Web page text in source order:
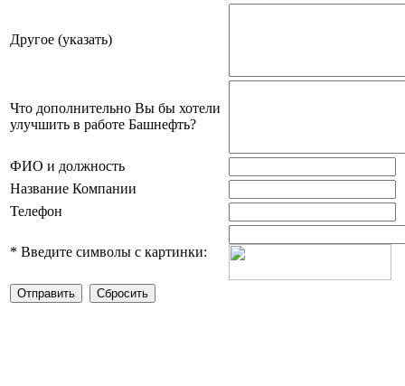
Другое (указать)
Что дополнительно Вы бы хотели
улучшить в работе Башнефть?
ФИО и должность
Название Компании
Телефон
* Введите символы с картинки: